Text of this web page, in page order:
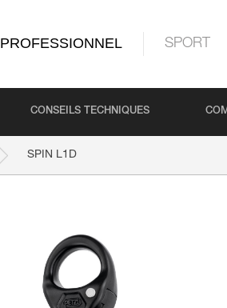
PROFESSIONNEL SPORT
CONSEILS TECHNIQUES
SPIN L1D